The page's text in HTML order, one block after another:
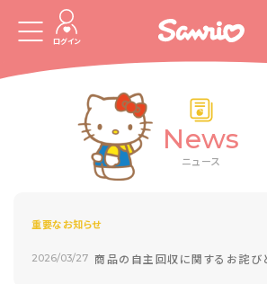
ログイン
News
ニュース
重要なお知らせ
2026/03/27 商品の自主回収に関するお詫び